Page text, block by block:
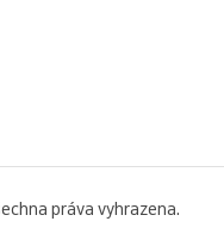
práva vyhrazena.